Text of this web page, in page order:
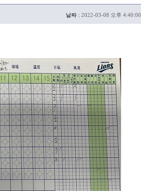
날짜 : 2022-03-08 오후 4:40:00